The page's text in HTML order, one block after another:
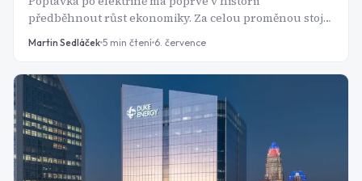
předběhnout růst ekonomiky. Za celou proměnou stojí
jediný kov - a jeho největší těžaři na tom mohou
Martin Sedláček 5 min čtení 6. července